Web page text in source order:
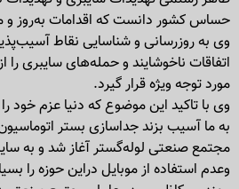
حساس کشور دانست که اقدامات به‌روز و
وی به روز‌رسانی و شناسایی نقاط
اتفاقات ناخوشایند و حمله‌های سایبری را
مورد توجه ویژه قرار گیرد.
وی با تاکید این موضوع که دنیا عزم خود
به ما آسیب بزند جداسازی بستر اتوماسیون
مجتمع صنعتی لوله‌گستر آغاز شد و به
وعدم استفاده از موبایل دراین حوزه را